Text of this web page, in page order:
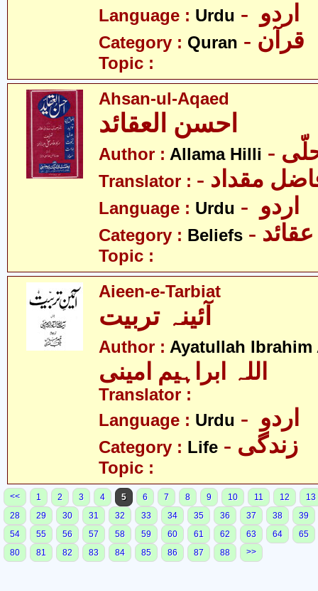
Language : Urdu
Category : Quran - قرآن
Topic :
Ahsan-ul-Aqaed
احسن العقائد
Author : Allama Hilli
Translator : مقداد
Language : Urdu
Category : Beliefs - عقائد
Topic :
Aieen-e-Tarbiat
آئینہ تربیت
Author : Ayatullah Ibrahim
اللہ ابراہیم امینی
Translator :
Language : Urdu
Category : Life - زندگی
Topic :
<< 1 2 3 4 5 6 7 8 9 10 11 12
13
28
29 30 31 32 33 34 35 36 37 38
39
54
55 56 57 58 59 60 61 62 63 64
65
80
81 82 83 84 85 86 87 88 >>